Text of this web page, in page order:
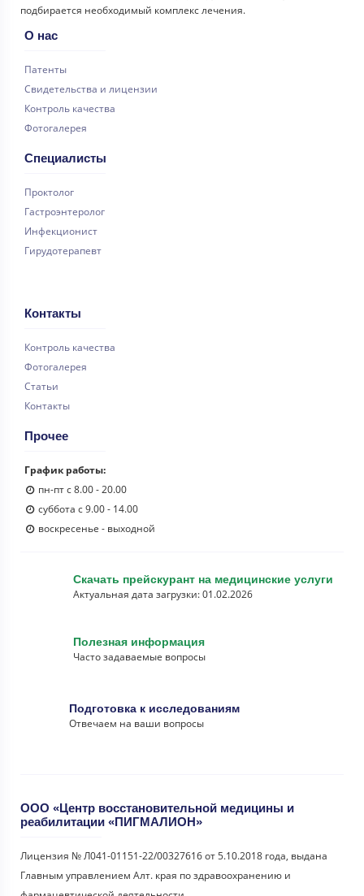
подбирается необходимый комплекс лечения.
О нас
Патенты
Свидетельства и лицензии
Контроль качества
Фотогалерея
Специалисты
Проктолог
Гастроэнтеролог
Инфекционист
Гирудотерапевт
Контакты
Контроль качества
Фотогалерея
Статьи
Контакты
Прочее
График работы:
пн-пт с 8.00 - 20.00
суббота с 9.00 - 14.00
воскресенье - выходной
Скачать прейскурант на медицинские услуги
Актуальная дата загрузки: 01.02.2026
Полезная информация
Часто задаваемые вопросы
Подготовка к исследованиям
Отвечаем на ваши вопросы
ООО «Центр восстановительной медицины и
реабилитации «ПИГМАЛИОН»
Лицензия № Л041-01151-22/00327616 от 5.10.2018 года, выдана
Главным управлением Алт. края по здравоохранению и